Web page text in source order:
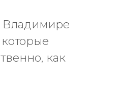
Владимире
как